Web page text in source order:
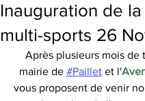
Inauguration de
multi-sports 26
Après plusieurs mois de
mairie de #Paillet et l'
vous proposent de venir